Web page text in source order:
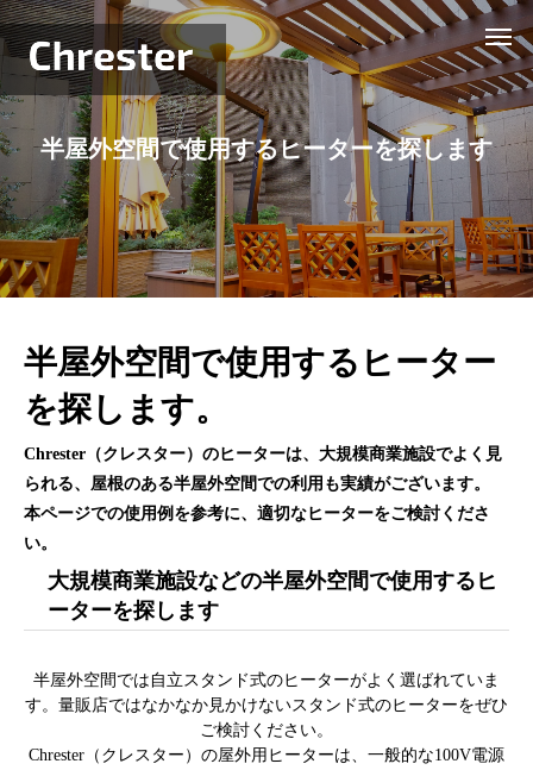
半屋外空間で使用するヒーターを探します
半屋外空間で使用するヒーター
を探します。
Chrester（クレスター）のヒーターは、大規模商業施設でよく見
られる、屋根のある半屋外空間での利用も実績がございます。
本ページでの使用例を参考に、適切なヒーターをご検討くださ
い。
大規模商業施設などの半屋外空間で使用するヒ
ーターを探します
半屋外空間では自立スタンド式のヒーターがよく選ばれていま
す。量販店ではなかなか見かけないスタンド式のヒーターをぜひ
ご検討ください。
Chrester（クレスター）の屋外用ヒーターは、一般的な100V電源